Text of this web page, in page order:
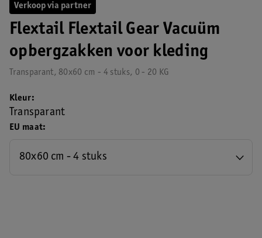
Verkoop via partner
Flextail Flextail Gear Vacuüm
opbergzakken voor kleding
Transparant, 80x60 cm - 4 stuks, 0 - 20 KG
EU maat
80x60 cm - 4 stuks
Kleur
Transparant